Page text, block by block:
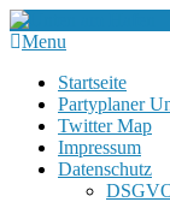
Menu
Startseite
Partyplaner
Twitter Map
Impressum
Datenschutz